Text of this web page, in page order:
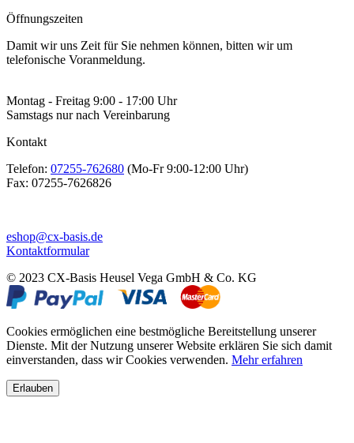
Öffnungszeiten
Damit wir uns Zeit für Sie nehmen können, bitten wir um
telefonische Voranmeldung.
Montag - Freitag 9:00 - 17:00 Uhr
Samstags nur nach Vereinbarung
Kontakt
Telefon: 07255-762680 (Mo-Fr 9:00-12:00 Uhr)
Fax: 07255-7626826
eshop@cx-basis.de
Kontaktformular
© 2023 CX-Basis Heusel Vega GmbH & Co. KG
Cookies ermöglichen eine bestmögliche Bereitstellung unserer
Dienste. Mit der Nutzung unserer Website erklären Sie sich damit
einverstanden, dass wir Cookies verwenden. Mehr erfahren
Erlauben